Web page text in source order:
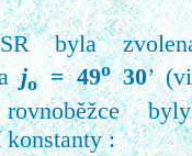
byla
jo= 49o30’
byly
: